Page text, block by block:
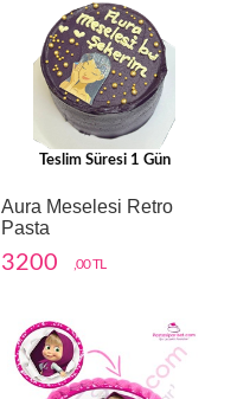
Teslim Süresi 1 Gün
Aura Meselesi Retro
Pasta
3200 ,00 TL